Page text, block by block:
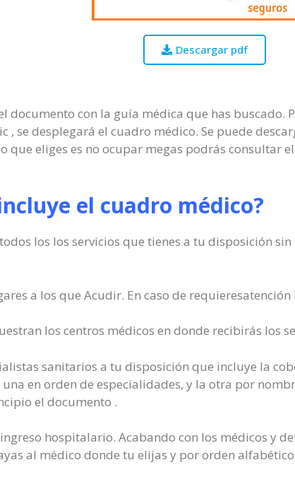
Descargar pdf
documento con la guía médica que has buscado.
, se desplegará el cuadro médico. Se puede
que eliges es no ocupar megas podrás consultar
el cuadro médico?
los los servicios que tienes a tu disposición
a los que Acudir. En caso de
los centros médicos en donde recibirás los
sanitarios a tu disposición que incluye la
en orden de especialidades, y la otra por
el documento .
hospitalario. Acabando con los médicos y
al médico donde tu elijas y por orden